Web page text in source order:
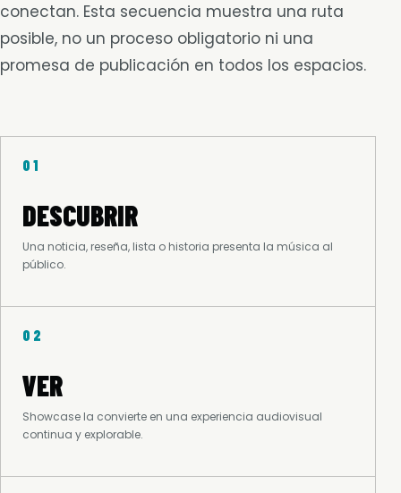
conectan. Esta secuencia muestra una ruta
posible, no un proceso obligatorio ni una
promesa de publicación en todos los espacios.
01
DESCUBRIR
Una noticia, reseña, lista o historia presenta la música al
público.
02
VER
Showcase la convierte en una experiencia audiovisual
continua y explorable.